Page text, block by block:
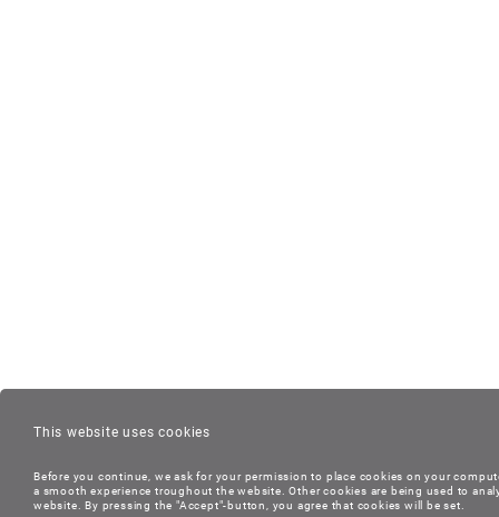
This website uses cookies
Before you continue, we ask for your permission to place cookies on your
a smooth experience troughout the website. Other cookies are being used to
website. By pressing the "Accept"-button, you agree that cookies will be set.